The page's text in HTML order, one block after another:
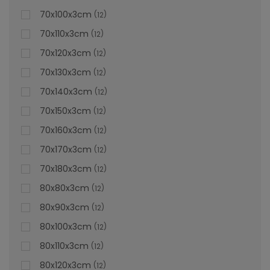
70x100x3cm 12
70x110x3cm 12
70x120x3cm 12
70x130x3cm 12
70x140x3cm 12
70x150x3cm 12
70x160x3cm 12
70x170x3cm 12
70x180x3cm 12
80x80x3cm 12
80x90x3cm 12
80x100x3cm 12
80x110x3cm 12
80x120x3cm 12